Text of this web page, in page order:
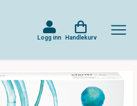
Logg inn Handlekurv